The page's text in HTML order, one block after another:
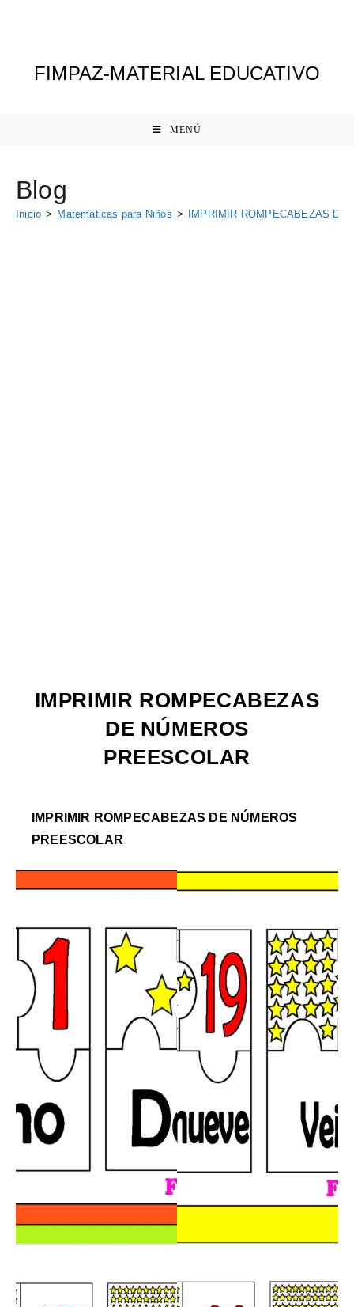
FIMPAZ-MATERIAL EDUCATIVO
MENÚ
Blog
Inicio > Matemáticas para Niños > IMPRIMIR ROMPECABEZAS DE
IMPRIMIR ROMPECABEZAS
DE NÚMEROS
PREESCOLAR
IMPRIMIR ROMPECABEZAS DE NÚMEROS
PREESCOLAR